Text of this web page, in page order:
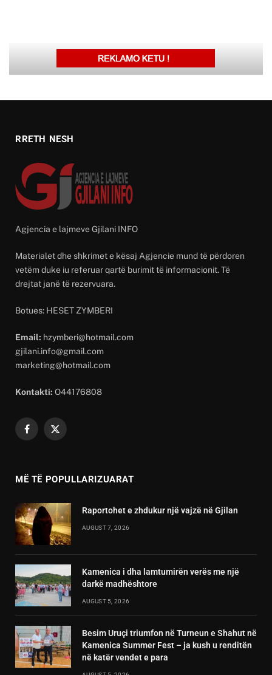
RRETH NESH
Agjencia e lajmeve Gjilani INFO
Materialet dhe shkrimet e kësaj Agjencie mund të përdoren
vetëm duke iu referuar qartë burimit të informacionit. Të
drejtat janë të rezervuara.
Botues: HESET ZYMBERI
Email: hzymberi@hotmail.com
gjilani.info@gmail.com
marketing@hotmail.com
Kontakti: O44176808
Facebook
X
MË TË POPULLARIZUARAT
Raportohet e zhdukur një vajzë në Gjilan
AUGUST 7, 2026
Kamenica i dha lamtumirën verës me një
darkë madhështore
AUGUST 5, 2026
Besim Uruçi triumfon në Turneun e Shahut në
Kamenica Summer Fest – ja kush u renditën
në katër vendet e para